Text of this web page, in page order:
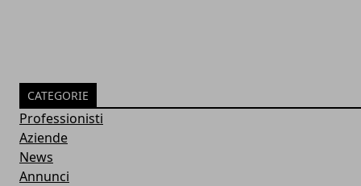
CATEGORIE
Professionisti
Aziende
News
Annunci